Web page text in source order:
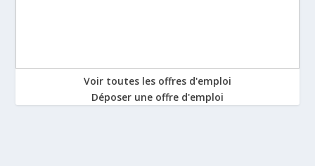
Voir toutes les offres d'emploi
Déposer une offre d'emploi